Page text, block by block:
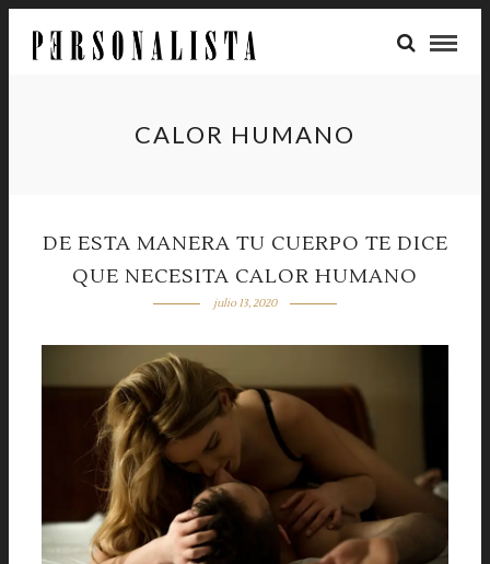
CALOR HUMANO
DE ESTA MANERA TU CUERPO TE DICE
QUE NECESITA CALOR HUMANO
julio 13, 2020